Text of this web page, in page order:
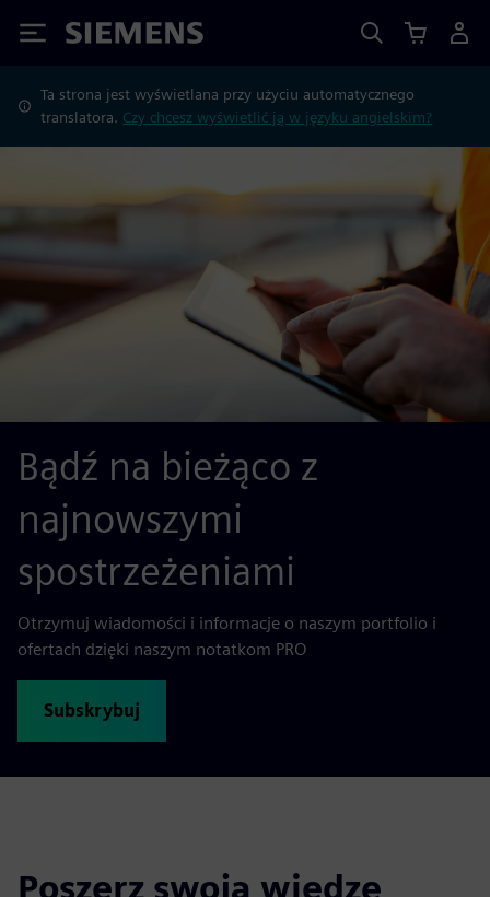
Siemens
Ta strona jest wyświetlana przy użyciu automatycznego
translatora. Czy chcesz wyświetlić ją w języku angielskim?
Bądź na bieżąco z
najnowszymi
spostrzeżeniami
Otrzymuj wiadomości i informacje o naszym portfolio i
ofertach dzięki naszym notatkom PRO
Subskrybuj
Poszerz swoją wiedzę